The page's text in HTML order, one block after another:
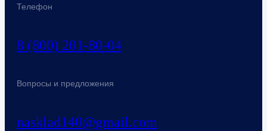
Телефон
8 (800) 201-80-04
Вопросы и предложения
nasklad140@gmail.com